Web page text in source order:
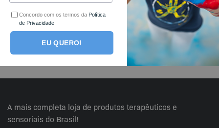
Receba ofertas, cupons e novidades por e-mail!
A mais completa loja de produtos terapêuticos e
sensoriais do Brasil!
Concordo com os termos da Política
de Privacidade
EU QUERO!